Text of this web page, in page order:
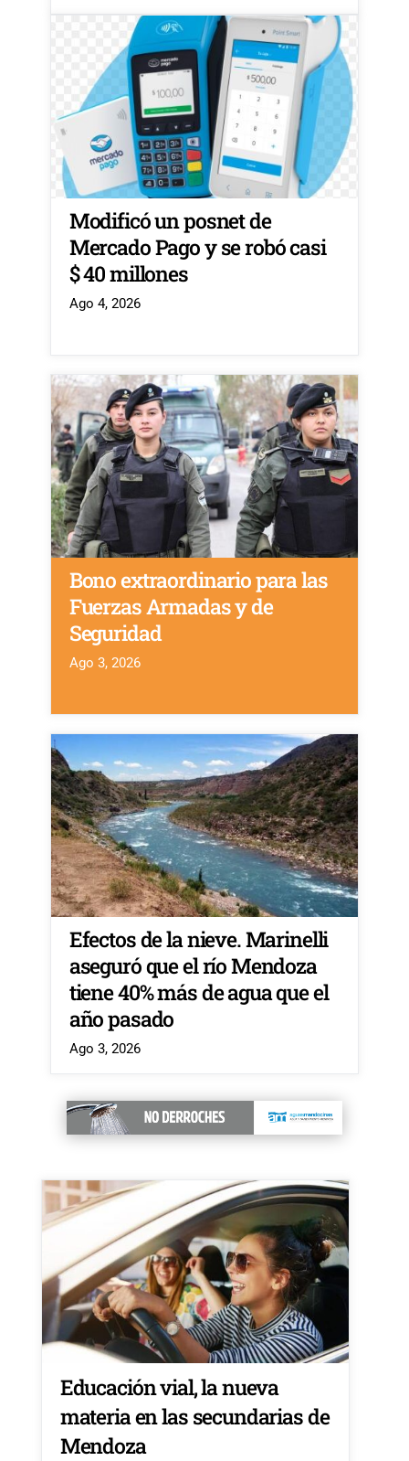
Modificó un posnet de
Mercado Pago y se robó casi
$ 40 millones
Ago 4, 2026
Bono extraordinario para las
Fuerzas Armadas y de
Seguridad
Ago 3, 2026
Efectos de la nieve. Marinelli
aseguró que el río Mendoza
tiene 40% más de agua que el
año pasado
Ago 3, 2026
Educación vial, la nueva
materia en las secundarias de
Mendoza